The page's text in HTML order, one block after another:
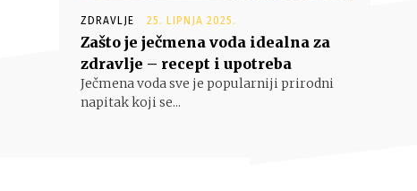
ZDRAVLJE 25. LIPNJA 2025.
Zašto je ječmena voda idealna za
zdravlje – recept i upotreba
Ječmena voda sve je popularniji prirodni
napitak koji se...